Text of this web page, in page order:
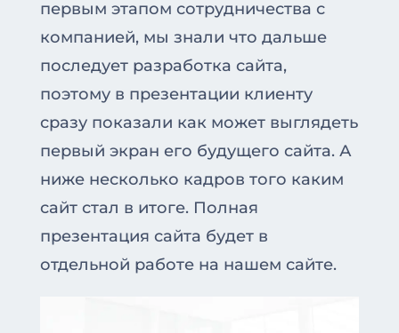
первым этапом сотрудничества с
компанией, мы знали что дальше
последует разработка сайта,
поэтому в презентации клиенту
сразу показали как может выглядеть
первый экран его будущего сайта. А
ниже несколько кадров того каким
сайт стал в итоге. Полная
презентация сайта будет в
отдельной работе на нашем сайте.